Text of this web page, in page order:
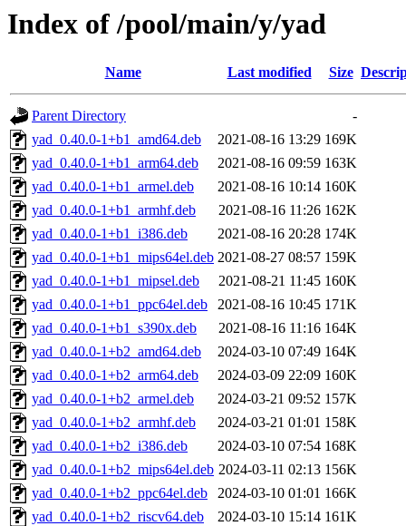
Index of /pool/main/y/yad
Name Last modified Size
Parent Directory
-
yad_0.40.0-1+b1_amd64.deb
2021-08-16 13:29 169K
yad_0.40.0-1+b1_arm64.deb
2021-08-16 09:59 163K
yad_0.40.0-1+b1_armel.deb
2021-08-16 10:14 160K
yad_0.40.0-1+b1_armhf.deb
2021-08-16 11:26 162K
yad_0.40.0-1+b1_i386.deb
2021-08-16 20:28 174K
yad_0.40.0-1+b1_mips64el.deb 2021-08-27 08:57 159K
yad_0.40.0-1+b1_mipsel.deb
2021-08-21 11:45 160K
yad_0.40.0-1+b1_ppc64el.deb
2021-08-16 10:45 171K
yad_0.40.0-1+b1_s390x.deb
2021-08-16 11:16 164K
yad_0.40.0-1+b2_amd64.deb
2024-03-10 07:49 164K
yad_0.40.0-1+b2_arm64.deb
2024-03-09 22:09 160K
yad_0.40.0-1+b2_armel.deb
2024-03-21 09:52 157K
yad_0.40.0-1+b2_armhf.deb
2024-03-21 01:01 158K
yad_0.40.0-1+b2_i386.deb
2024-03-10 07:54 168K
yad_0.40.0-1+b2_mips64el.deb 2024-03-11 02:13 156K
yad_0.40.0-1+b2_ppc64el.deb
2024-03-10 01:01 166K
yad_0.40.0-1+b2_riscv64.deb
2024-03-10 15:14 161K